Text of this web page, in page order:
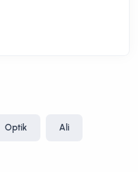
Optik Ali